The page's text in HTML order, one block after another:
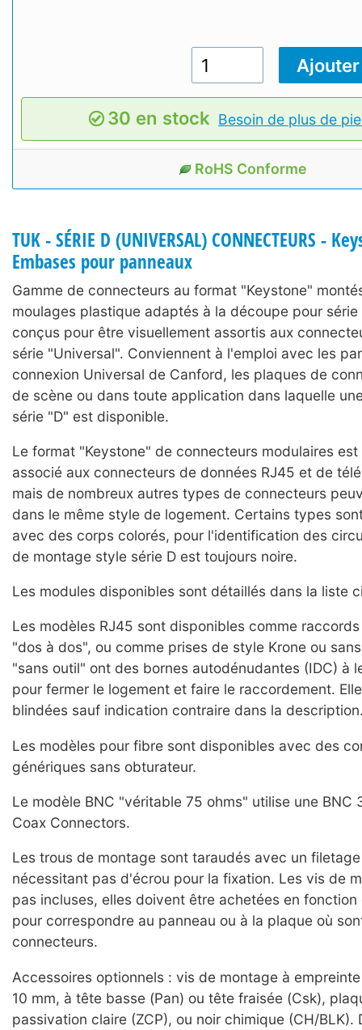
30 en stock Besoin de plus de
RoHS Conforme
TUK - SÉRIE D (UNIVERSAL) CONNECTEURS -
Embases pour panneaux
Gamme de connecteurs au format "Keystone"
moulages plastique adaptés à la découpe pour
conçus pour être visuellement assortis aux
série "Universal". Conviennent à l'emploi avec les
connexion Universal de Canford, les plaques de
de scène ou dans toute application dans laquelle
série "D" est disponible.
Le format "Keystone" de connecteurs modulaires
associé aux connecteurs de données RJ45 et de
mais de nombreux autres types de connecteurs
dans le même style de logement. Certains types
avec des corps colorés, pour l'identification des
de montage style série D est toujours noire.
Les modules disponibles sont détaillés dans la liste
Les modèles RJ45 sont disponibles comme
"dos à dos", ou comme prises de style Krone ou
"sans outil" ont des bornes autodénudantes (IDC) à
pour fermer le logement et faire le raccordement.
blindées sauf indication contraire dans la
Les modèles pour fibre sont disponibles avec des
génériques sans obturateur.
Le modèle BNC "véritable 75 ohms" utilise une BNC
Coax Connectors.
Les trous de montage sont taraudés avec un
nécessitant pas d'écrou pour la fixation. Les vis de
pas incluses, elles doivent être achetées en fonction
pour correspondre au panneau ou à la plaque où
connecteurs.
Accessoires optionnels : vis de montage à
10 mm, à tête basse (Pan) ou tête fraisée (Csk),
passivation claire (ZCP), ou noir chimique (CH/BLK).